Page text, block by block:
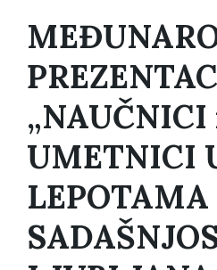
„NAUČNICI
UMETNICI
LEPOTAMA